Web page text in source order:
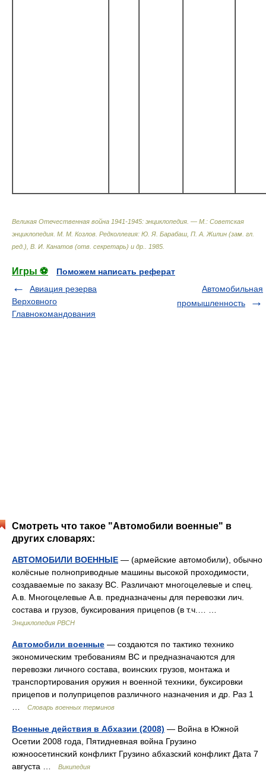
Великая Отечественная война 1941-1945: энциклопедия. — М.: Советская
энциклопедия М. М. Козлов. Редколлегия: Ю. Я. Барабаш, П. А. Жилин (зам. гл.
ред.), В. И. Канатов (отв. секретарь) и др.
1985
Игры ⚽
Поможем написать реферат
Авиация резерва
Верховного
Главнокомандования
Автомобильная
промышленность
Смотреть что такое "Автомобили военные" в
других словарях:
АВТОМОБИЛИ ВОЕННЫЕ — (армейские автомобили), обычно
колёсные полноприводные машины высокой проходимости,
создаваемые по заказу ВС. Различают многоцелевые и спец.
А.в. Многоцелевые А.в. предназначены для перевозки лич.
состава и грузов, буксирования прицепов (в т.ч.… …
Энциклопедия РВСН
Автомобили военные — создаются по тактико технико
экономическим требованиям ВС и предназначаются для
перевозки личного состава, воинских грузов, монтажа и
транспортирования оружия н военной техники, буксировки
прицепов и полуприцепов различного назначения и др. Раз 1
Словарь военных терминов
Военные действия в Абхазии (2008) — Война в Южной
Осетии 2008 года, Пятидневная война Грузино
южноосетинский конфликт Грузино абхазский конфликт Дата 7
августа …
Википедия